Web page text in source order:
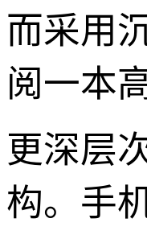
而采用
阅一本
更深层
构。手